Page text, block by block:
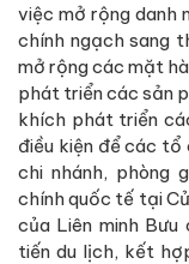
việc mở rộng danh
chính ngạch sang
mở rộng các mặt
phát triển các sản
khích phát triển
điều kiện để các tổ
chi nhánh, phòng
chính quốc tế tại
của Liên minh
tiến du lịch, kết